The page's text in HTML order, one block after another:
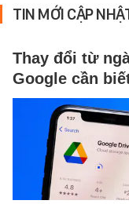
TIN MỚI CẬP
Thay đổi từ
Google cần